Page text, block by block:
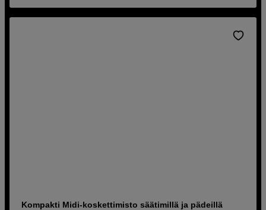
Kompakti Midi-koskettimisto säätimillä ja pädeillä